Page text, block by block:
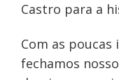
Castro para a
Com as
fechamos